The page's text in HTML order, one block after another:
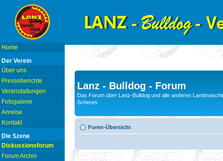
Home
Der Verein
Über uns
Presseberichte
Veranstaltungen
Fotogalerie
Anreise
Kontakt
Die Szene
Diskussionsforum
Forum Archiv
Lanz - Bulldog - Forum
Das Forum über Lanz-Bulldog und alle anderen
Scheres
Foren-Übersicht